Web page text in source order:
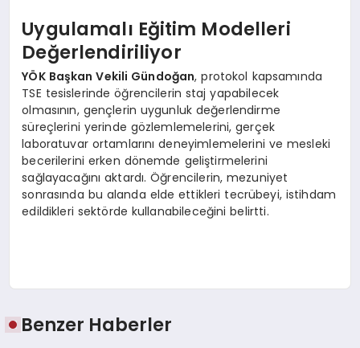
Uygulamalı Eğitim Modelleri
Değerlendiriliyor
YÖK Başkan Vekili Gündoğan, protokol kapsamında
TSE tesislerinde öğrencilerin staj yapabilecek
olmasının, gençlerin uygunluk değerlendirme
süreçlerini yerinde gözlemlemelerini, gerçek
laboratuvar ortamlarını deneyimlemelerini ve mesleki
becerilerini erken dönemde geliştirmelerini
sağlayacağını aktardı. Öğrencilerin, mezuniyet
sonrasında bu alanda elde ettikleri tecrübeyi, istihdam
edildikleri sektörde kullanabileceğini belirtti.
Benzer Haberler